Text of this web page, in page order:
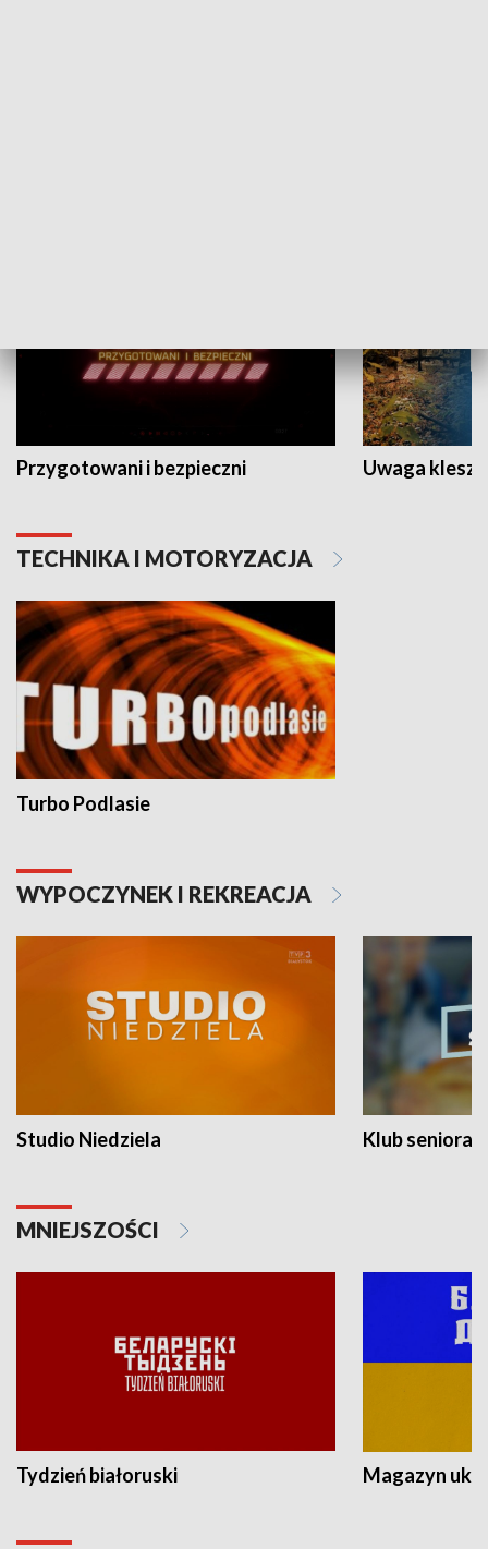
Przygotowani i bezpieczni Uwaga
TECHNIKA I MOTORYZACJA
Turbo Podlasie
WYPOCZYNEK I REKREACJA
Studio Niedziela Klub seniora
MNIEJSZOŚCI
Tydzień białoruski Magazyn